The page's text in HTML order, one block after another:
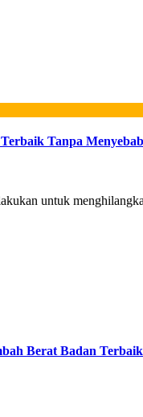
Tanpa
untuk
Berat Badan Terbaik